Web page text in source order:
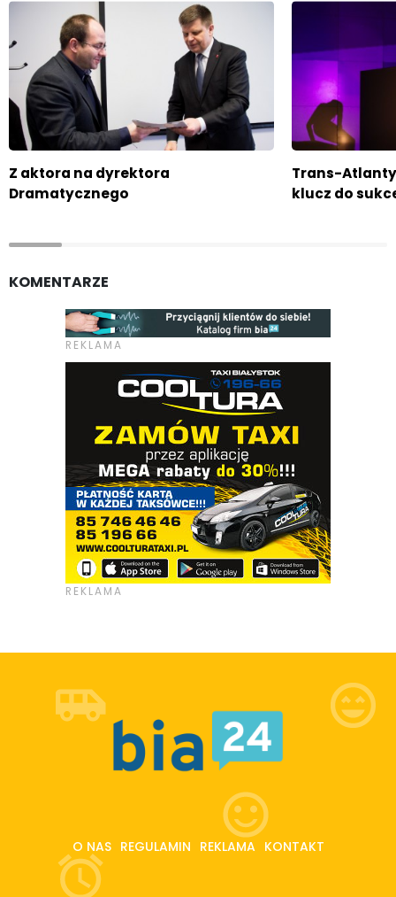
Z aktora na dyrektora
Dramatycznego
Trans-
klucz do
KOMENTARZE
O NAS REGULAMIN REKLAMA KONTAKT